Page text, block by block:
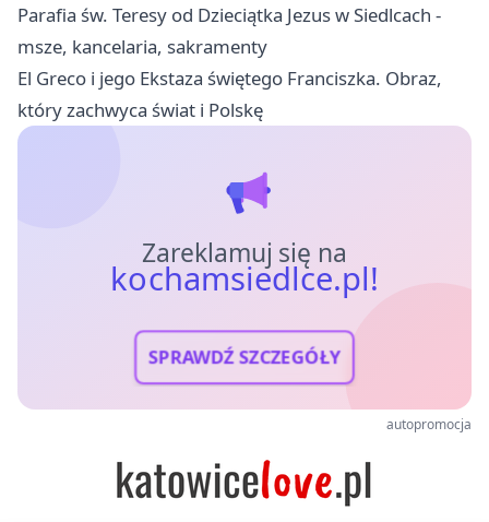
Parafia św. Teresy od Dzieciątka Jezus w Siedlcach -
msze, kancelaria, sakramenty
El Greco i jego Ekstaza świętego Franciszka. Obraz,
który zachwyca świat i Polskę
Zareklamuj się na
kochamsiedlce.pl!
SPRAWDŹ SZCZEGÓŁY
autopromocja